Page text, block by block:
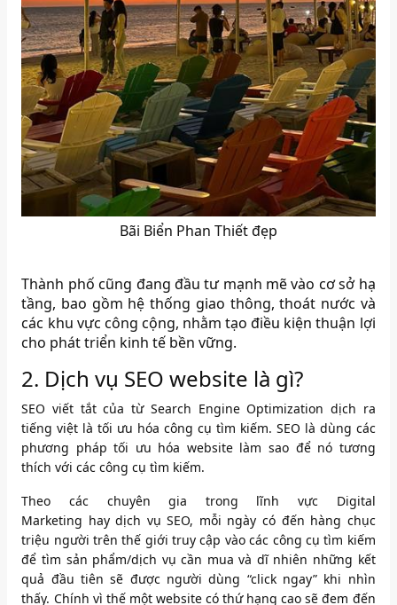
Bãi Biển Phan Thiết đẹp
Thành phố cũng đang đầu tư mạnh mẽ vào cơ sở hạ
tầng, bao gồm hệ thống giao thông, thoát nước và
các khu vực công cộng, nhằm tạo điều kiện thuận lợi
cho phát triển kinh tế bền vững.
2. Dịch vụ SEO website là gì?
SEO viết tắt của từ Search Engine Optimization dịch ra
tiếng việt là tối ưu hóa công cụ tìm kiếm. SEO là dùng các
phương pháp tối ưu hóa website làm sao để nó tương
thích với các công cụ tìm kiếm.
Theo các chuyên gia trong lĩnh vực Digital
Marketing hay dịch vụ SEO, mỗi ngày có đến hàng chục
triệu người trên thế giới truy cập vào các công cụ tìm kiếm
để tìm sản phẩm/dịch vụ cần mua và dĩ nhiên những kết
quả đầu tiên sẽ được người dùng “click ngay” khi nhìn
thấy. Chính vì thế một website có thứ hạng cao sẽ đem đến